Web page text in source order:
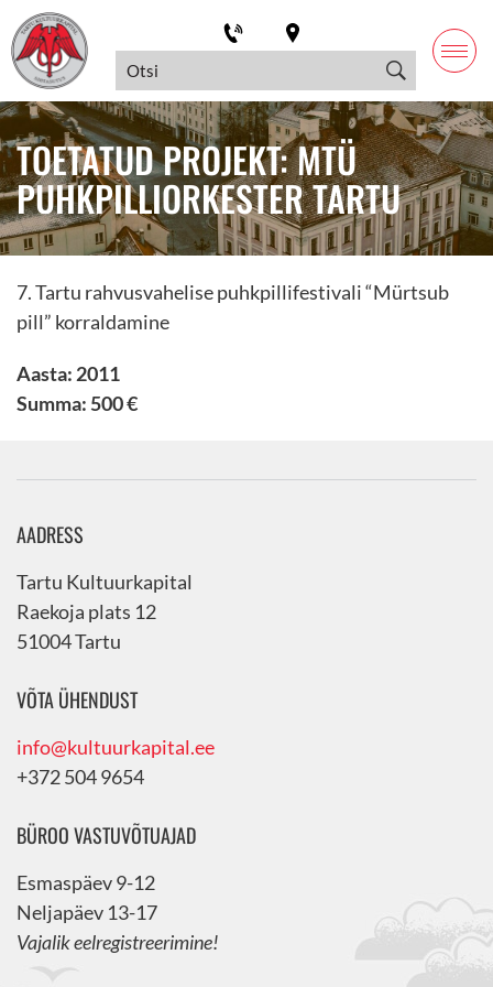
TOETATUD PROJEKT: MTÜ
PUHKPILLIORKESTER TARTU
7. Tartu rahvusvahelise puhkpillifestivali “Mürtsub
pill” korraldamine
Aasta: 2011
Summa: 500 €
AADRESS
Tartu Kultuurkapital
Raekoja plats 12
51004 Tartu
VÕTA ÜHENDUST
info@kultuurkapital.ee
+372 504 9654
BÜROO VASTUVÕTUAJAD
Esmaspäev 9-12
Neljapäev 13-17
Vajalik eelregistreerimine!